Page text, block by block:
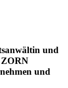
und
ZORN
und